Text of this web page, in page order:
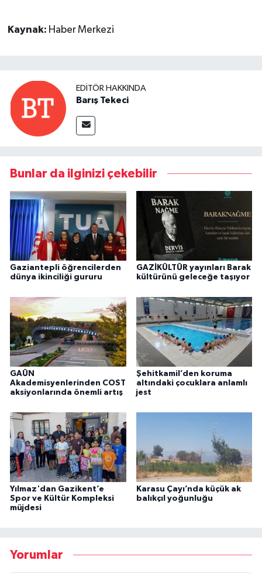
Kaynak: Haber Merkezi
EDITÖR HAKKINDA
Barış Tekeci
Bunlar da ilginizi çekebilir
Gaziantepli öğrencilerden
dünya ikinciliği gururu
GAZİKÜLTÜR yayınları Barak
kültürünü geleceğe taşıyor
GAÜN
Akademisyenlerinden COST
aksiyonlarında önemli artış
Şehitkamil’den koruma
altındaki çocuklara anlamlı
jest
Yılmaz'dan Gazikent’e
Spor ve Kültür Kompleksi
müjdesi
Karasu Çayı’nda küçük ak
balıkçıl yoğunluğu
Yorumlar